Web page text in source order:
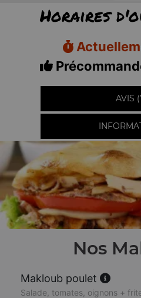
Horaires
AVIS
Nos
Makloub poulet
Salade, tomates, oignons +